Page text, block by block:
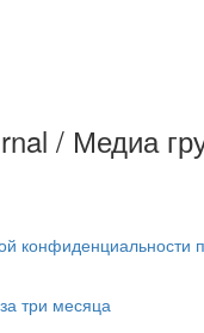
/ Медиа
конфиденциальности
три месяца